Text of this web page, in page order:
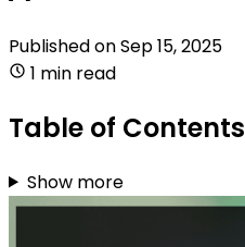
Published onSep 15, 2025
1 min read
Table of Contents
Show more